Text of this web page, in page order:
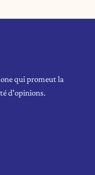
qui promeut la
d'opinions.